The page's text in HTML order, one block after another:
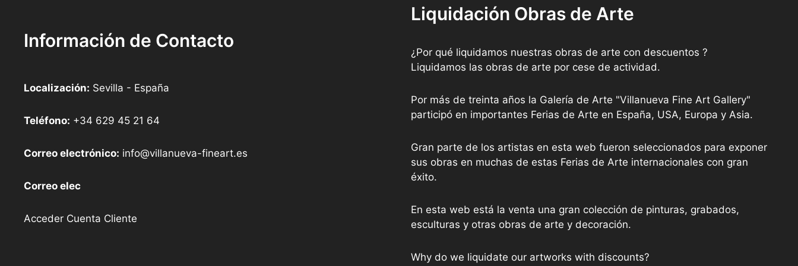
Información de Contacto
Localización: Sevilla - España
Teléfono: +34 629 45 21 64
Correo electrónico: info@villanueva-fineart.es
Correo elec
Acceder Cuenta Cliente
Liquidación Obras de Arte
¿Por qué liquidamos nuestras obras de arte con descuentos ?
Liquidamos las obras de arte por cese de actividad.
Por más de treinta años la Galería de Arte "Villanueva Fine Art Gallery"
participó en importantes Ferias de Arte en España, USA, Europa y Asia.
Gran parte de los artistas en esta web fueron seleccionados para exponer
sus obras en muchas de estas Ferias de Arte internacionales con gran
éxito.
En esta web está la venta una gran colección de pinturas, grabados,
esculturas y otras obras de arte y decoración.
Why do we liquidate our artworks with discounts?